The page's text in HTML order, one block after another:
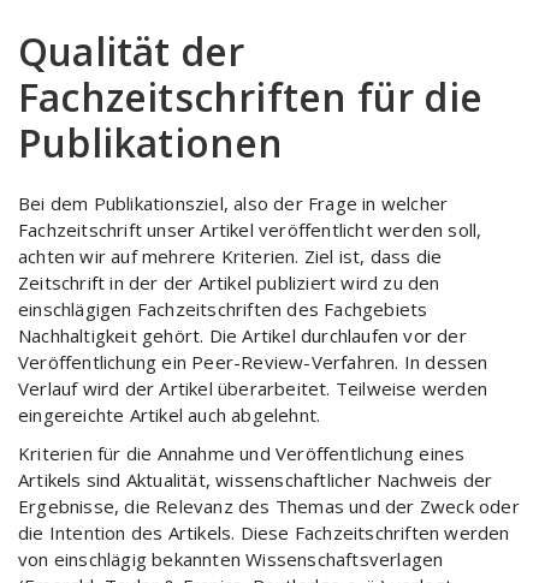
Qualität der
Fachzeitschriften für die
Publikationen
Bei dem Publikationsziel, also der Frage in welcher
Fachzeitschrift unser Artikel veröffentlicht werden soll,
achten wir auf mehrere Kriterien. Ziel ist, dass die
Zeitschrift in der der Artikel publiziert wird zu den
einschlägigen Fachzeitschriften des Fachgebiets
Nachhaltigkeit gehört. Die Artikel durchlaufen vor der
Veröffentlichung ein Peer-Review-Verfahren. In dessen
Verlauf wird der Artikel überarbeitet. Teilweise werden
eingereichte Artikel auch abgelehnt.
Kriterien für die Annahme und Veröffentlichung eines
Artikels sind Aktualität, wissenschaftlicher Nachweis der
Ergebnisse, die Relevanz des Themas und der Zweck oder
die Intention des Artikels. Diese Fachzeitschriften werden
von einschlägig bekannten Wissenschaftsverlagen